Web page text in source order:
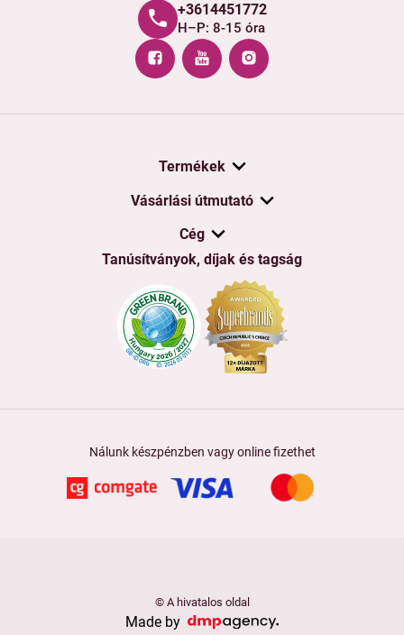
+3614451772
H–P: 8-15 óra
Termékek
Vásárlási útmutató
Cég
Tanúsítványok, díjak és tagság
Nálunk készpénzben vagy online fizethet
© A hivatalos oldal
Made by